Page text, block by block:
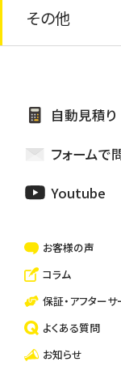
外壁シーリン
雨樋修繕/つま
家具の処分
網戸の交換
カーテン取り
ハウスクリー
一戸建て・マ
安心シニアサ
その他
ペットのお世
自動見積り
フォームで
Youtube
お客様の声
コラム
保証・アフターサ
よくある質問
お知らせ